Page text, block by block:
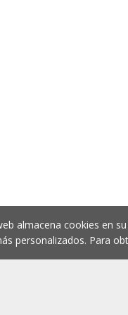
almacena cookies en
personalizados. Para